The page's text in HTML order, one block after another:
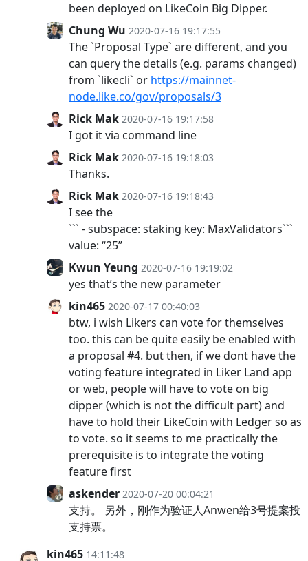
been deployed on LikeCoin Big Dipper.
Chung Wu 2020-07-16 19:17:55
The `Proposal Type` are different, and you
can query the details (e.g. params changed)
from `likecli` or https://mainnet-
node.like.co/gov/proposals/3
Rick Mak 2020-07-16 19:17:58
I got it via command line
Rick Mak 2020-07-16 19:18:03
Thanks.
Rick Mak 2020-07-16 19:18:43
I see the
``` - subspace: staking key: MaxValidators```
value: “25”
Kwun Yeung 2020-07-16 19:19:02
yes that’s the new parameter
kin465 2020-07-17 00:40:03
btw, i wish Likers can vote for themselves
too. this can be quite easily be enabled with
a proposal #4. but then, if we dont have the
voting feature integrated in Liker Land app
or web, people will have to vote on big
dipper (which is not the difficult part) and
have to hold their LikeCoin with Ledger so as
to vote. so it seems to me practically the
prerequisite is to integrate the voting
feature first
askender 2020-07-20 00:04:21
支持。 另外，刚作为验证人Anwen给3号提案投
支持票。
kin465 14:11:48